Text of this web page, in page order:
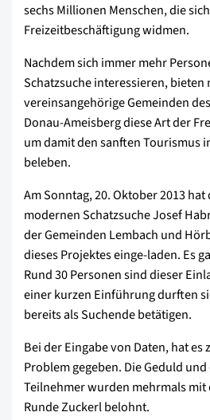
sechs Millionen Menschen, die
Freizeitbeschäftigung widmen.
Nachdem sich immer mehr
Schatzsuche interessieren,
vereinsangehörige Gemeinden
Donau-Ameisberg diese Art der
um damit den sanften Tourismus
beleben.
Am Sonntag, 20. Oktober 2013
modernen Schatzsuche Josef
der Gemeinden Lembach und
dieses Projektes einge-laden. Es
Rund 30 Personen sind dieser
einer kurzen Einführung durften
bereits als Suchende betätigen.
Bei der Eingabe von Daten, hat es
Problem gegeben. Die Geduld
Teilnehmer wurden mehrmals mit
Runde Zuckerl belohnt.